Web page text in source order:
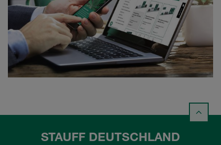
STAUFF DEUTSCHLAND